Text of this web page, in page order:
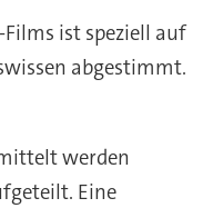
ist speziell auf
abgestimmt.
werden
Eine